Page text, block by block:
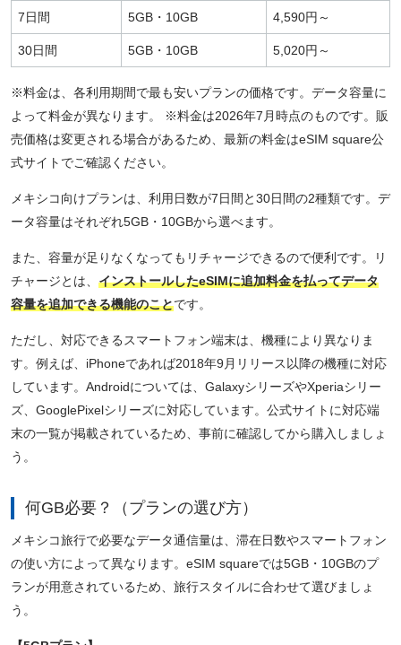
7日間 5GB・10GB 4,590円～
30日間 5GB・10GB 5,020円～
※料金は、各利用期間で最も安いプランの価格です。データ容量に
よって料金が異なります。 ※料金は2026年7月時点のものです。販
売価格は変更される場合があるため、最新の料金はeSIM square公
式サイトでご確認ください。
メキシコ向けプランは、利用日数が7日間と30日間の2種類です。デ
ータ容量はそれぞれ5GB・10GBから選べます。
また、容量が足りなくなってもリチャージできるので便利です。リ
チャージとは、 インストールしたeSIMに追加料金を払ってデータ
容量を追加できる機能のことです。
ただし、対応できるスマートフォン端末は、機種により異なりま
す。例えば、iPhoneであれば2018年9月リリース以降の機種に対応
しています。Androidについては、GalaxyシリーズやXperiaシリー
ズ、GooglePixelシリーズに対応しています。公式サイトに対応端
末の一覧が掲載されているため、事前に確認してから購入しましょ
う。
何GB必要？（プランの選び方）
メキシコ旅行で必要なデータ通信量は、滞在日数やスマートフォン
の使い方によって異なります。eSIM squareでは5GB・10GBのプ
ランが用意されているため、旅行スタイルに合わせて選びましょ
う。